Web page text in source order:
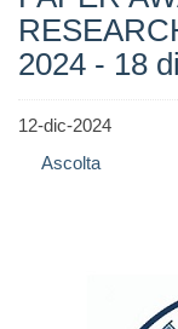
2024 - 18
12-dic-2024
Ascolta